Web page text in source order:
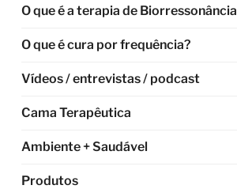
O que é a terapia de Biorressonância
O que é cura por frequência?
Vídeos / entrevistas / podcast
Cama Terapêutica
Ambiente + Saudável
Produtos